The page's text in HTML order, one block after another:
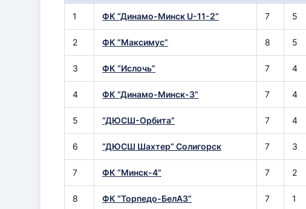
1 ФК “Динамо-Минск U-11-2” 7 5
2 ФК “Максимус” 8 5
3 ФК “Ислочь” 7 4
4 ФК “Динамо-Минск-3” 7 4
5 “ДЮСШ-Орбита” 7 4
6 “ДЮСШ Шахтер” Солигорск 7 3
7 ФК “Минск-4” 7 2
8 ФК “Торпедо-БелАЗ” 7 1